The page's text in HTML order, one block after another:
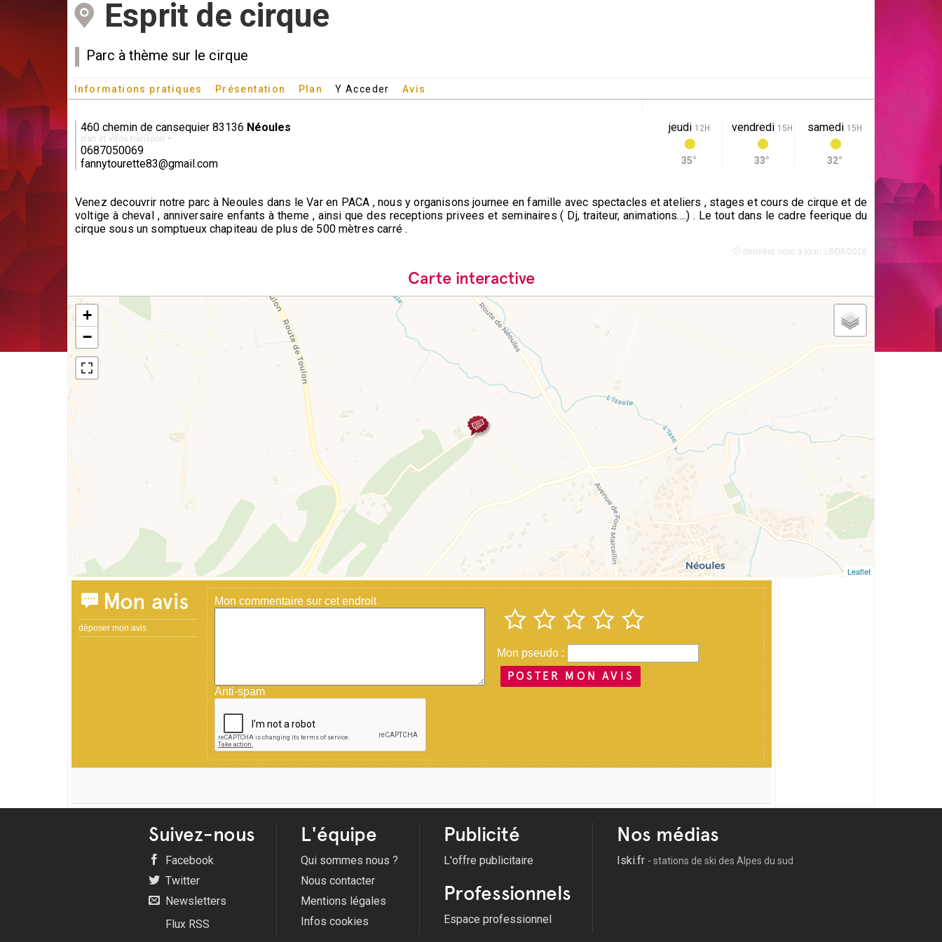
Esprit de cirque
Parc à thème sur le cirque
Informations pratiques Présentation Plan Y Acceder Avis
460 chemin de cansequier 83136 Néoules
plan et infos transport
0687050069
fannytourette83@gmail.com
jeudi 12H
35°
vendredi 15H
33°
samedi 15H
32°
Venez decouvrir notre parc à Neoules dans le Var en PACA , nous y organisons journee en famille avec spectacles et ateliers , stages et cours de cirque et de
voltige à cheval , anniversaire enfants à theme , ainsi que des receptions privees et seminaires ( Dj, traiteur, animations....) . Le tout dans le cadre feerique du
cirque sous un somptueux chapiteau de plus de 500 mètres carré .
dernière mise à jour: 18/08/2016
Carte interactive
+
−
Leaflet
Mon avis
déposer mon avis
Mon commentaire sur cet endroit
Anti-spam
Mon pseudo :
POSTER MON AVIS
Suivez-nous
Facebook
Twitter
Newsletters
Flux RSS
L'équipe
Qui sommes nous ?
Nous contacter
Mentions légales
Infos cookies
Publicité
L'offre publicitaire
Professionnels
Espace professionnel
Nos médias
Iski.fr - stations de ski des Alpes du sud